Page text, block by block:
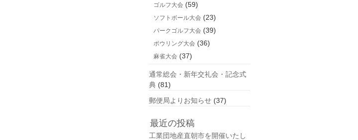
ゴルフ大会 (59)
ソフトボール大会 (23)
パークゴルフ大会 (39)
ボウリング大会 (36)
麻雀大会 (37)
通常総会・新年交礼会・記念式
典 (81)
郵便局よりお知らせ (37)
最近の投稿
工業団地産直朝市を開催いたし